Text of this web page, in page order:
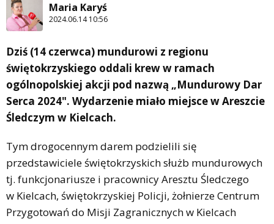
Maria Karyś
2024.06.14 10:56
Dziś (14 czerwca) mundurowi z regionu
świętokrzyskiego oddali krew w ramach
ogólnopolskiej akcji pod nazwą „Mundurowy Dar
Serca 2024". Wydarzenie miało miejsce w Areszcie
Śledczym w Kielcach.
Tym drogocennym darem podzielili się
przedstawiciele świętokrzyskich służb mundurowych
tj. funkcjonariusze i pracownicy Aresztu Śledczego
w Kielcach, świętokrzyskiej Policji, żołnierze Centrum
Przygotowań do Misji Zagranicznych w Kielcach